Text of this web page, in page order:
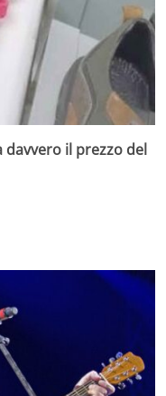
davvero il prezzo del